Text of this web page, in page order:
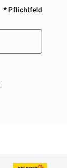
* Pflichtfeld